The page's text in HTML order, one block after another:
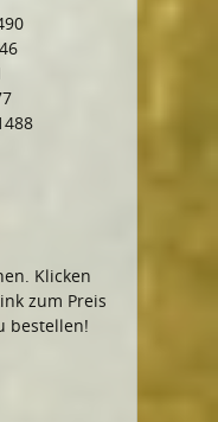
Klicken
zum Preis
bestellen!